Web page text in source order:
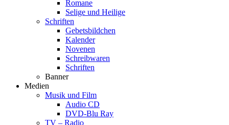
Romane
Selige und Heilige
Schriften
Gebetsbildchen
Kalender
Novenen
Schreibwaren
Schriften
Banner
Medien
Musik und Film
Audio CD
DVD-Blu Ray
TV – Radio